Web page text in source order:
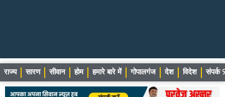
राज्य सारण सीवान होम हमारे बारे में गोपालगंज देश विदेश संपर्क